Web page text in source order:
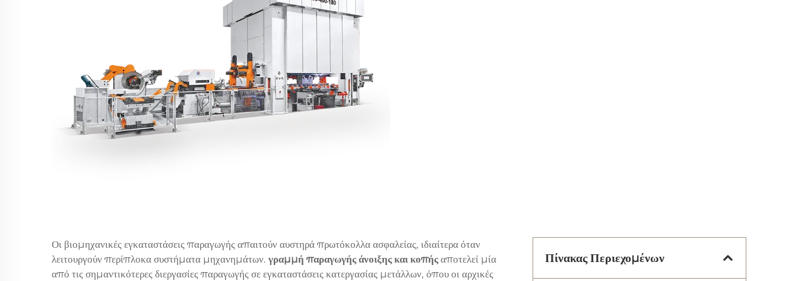
Οι βιομηχανικές εγκαταστάσεις παραγωγής απαιτούν αυστηρά πρωτόκολλα ασφαλείας, ιδιαίτερα όταν
λειτουργούν περίπλοκα συστήματα μηχανημάτων. γραμμή παραγωγής άνοιξης και κοπής αποτελεί μία
από τις σημαντικότερες διεργασίες παραγωγής σε εγκαταστάσεις κατεργασίας μετάλλων, όπου οι αρχικές
Πίνακας Περιεχομένων